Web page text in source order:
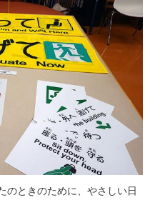
のときのために、やさしい日